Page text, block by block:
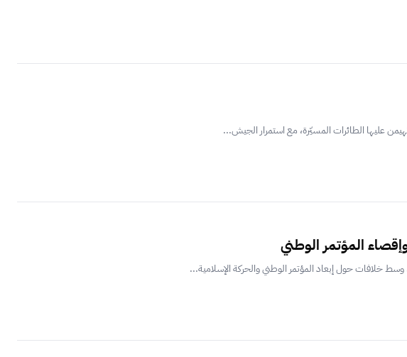
عليها الطائرات المسيّرة، مع استمرار الجيش...
المؤتمر الوطني
خلافات حول إبعاد المؤتمر الوطني والحركة الإسلامية...